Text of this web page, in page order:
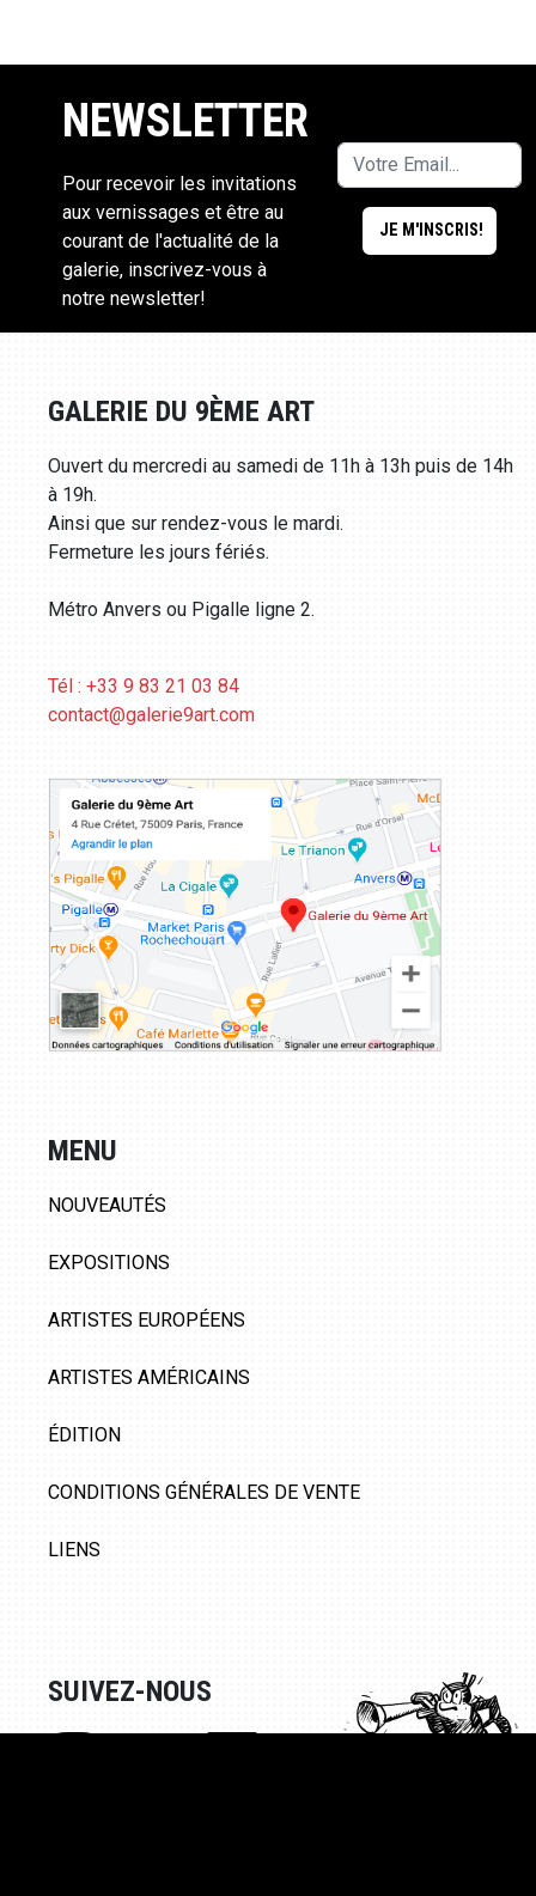
NEWSLETTER
Pour recevoir les invitations
aux vernissages et être au
courant de l'actualité de la
galerie, inscrivez-vous à
notre newsletter!
GALERIE DU 9ÈME ART
Ouvert du mercredi au samedi de 11h à 13h puis de 14h
à 19h.
Ainsi que sur rendez-vous le mardi.
Fermeture les jours fériés.
Métro Anvers ou Pigalle ligne 2.
Tél : +33 9 83 21 03 84
contact@galerie9art.com
MENU
NOUVEAUTÉS
EXPOSITIONS
ARTISTES EUROPÉENS
ARTISTES AMÉRICAINS
ÉDITION
CONDITIONS GÉNÉRALES DE VENTE
LIENS
SUIVEZ-NOUS